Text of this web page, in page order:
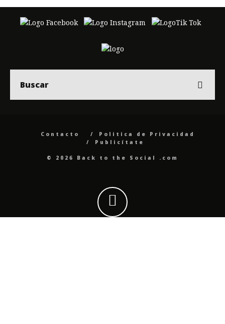
Contacto
Politica de Privacidad
Publicítate
© 2026 Back to the Social .com